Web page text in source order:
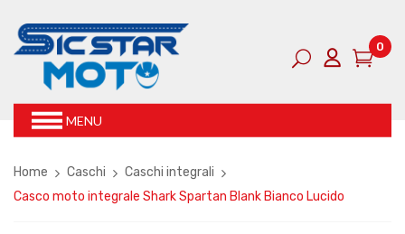
0
MENU
Home Caschi
Caschi integrali
Casco moto integrale Shark Spartan Blank Bianco Lucido